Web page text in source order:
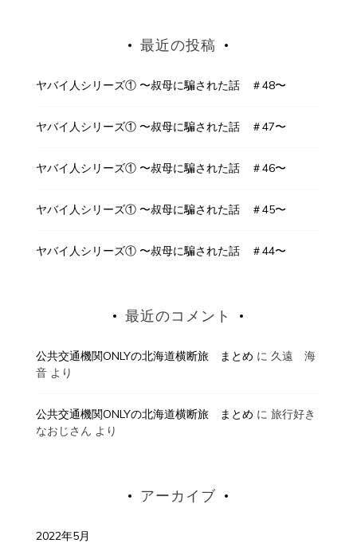
最近の投稿
ヤバイ人シリーズ① 〜叔母に騙された話 ＃48〜
ヤバイ人シリーズ① 〜叔母に騙された話 ＃47〜
ヤバイ人シリーズ① 〜叔母に騙された話 ＃46〜
ヤバイ人シリーズ① 〜叔母に騙された話 ＃45〜
ヤバイ人シリーズ① 〜叔母に騙された話 ＃44〜
最近のコメント
公共交通機関ONLYの北海道横断旅 まとめ に 久遠 海
音より
公共交通機関ONLYの北海道横断旅 まとめ に 旅行好き
なおじさん より
アーカイブ
2022年5月